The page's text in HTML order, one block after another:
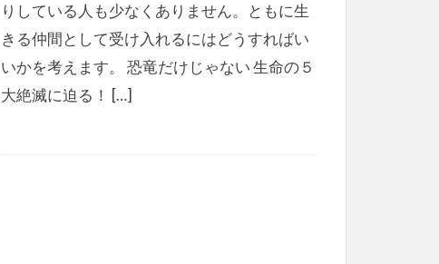
りしている人も少なくありません。ともに生
きる仲間として受け入れるにはどうすればい
いかを考えます。 恐竜だけじゃない 生命の５
大絶滅に迫る！ […]